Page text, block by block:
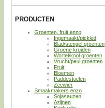
PRODUCTEN
Groenten, fruit enzo
Ingemaakt/pickled
Blad/stengel groenten
Groene kruiden
Wortel/knol groenten
Vrucht/peul groenten
Fruit
Bloemen
Paddestoelen
Zeewier
Smaakmakers enzo
Sojasauzen
Azijnen